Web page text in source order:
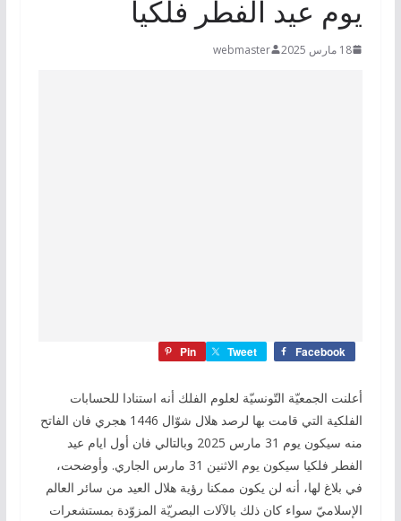
يوم عيد الفطر فلكيا
18 مارس 2025 webmaster
Facebook
Tweet
Pin
أعلنت الجمعيّة التّونسيّة لعلوم الفلك أنه استنادا للحسابات
الفلكية التي قامت بها لرصد هلال شوّال 1446 هجري فان الفاتح
منه سيكون يوم 31 مارس 2025 وبالتالي فان أول ايام عيد
الفطر فلكيا سيكون يوم الاثنين 31 مارس الجاري. وأوضحت،
في بلاغ لها، أنه لن يكون ممكنا رؤية هلال العيد من سائر العالم
الإسلاميّ سواء كان ذلك بالآلات البصريّة المزوّدة بمستشعرات